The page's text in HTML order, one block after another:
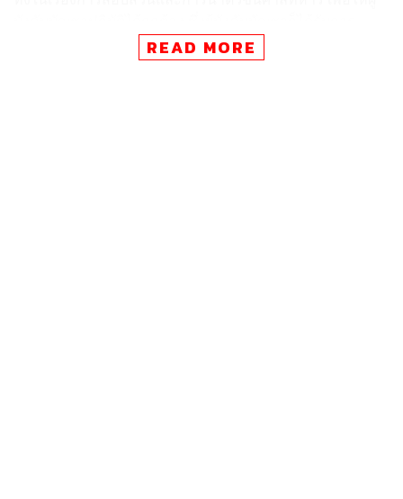
ลงโทษโดยธำรงวินัยไปแล้ว แต่เพื่อให้สังคมสบายใจ
กระทรวงกลาโหมจะตั้งคณะกรรมการตรวจสอบอีกครั้งว่าผู้
READ MORE